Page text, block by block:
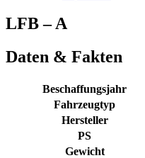
LFB – A
Daten & Fakten
Beschaffungsjahr
Fahrzeugtyp
Hersteller
PS
Gewicht